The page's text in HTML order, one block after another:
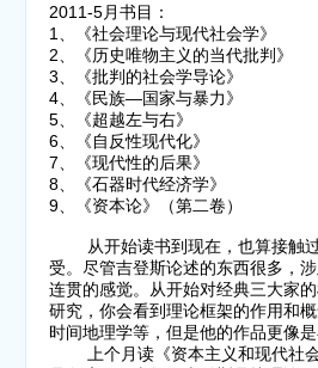
2011-5月书目：
1、《社会理论与现代社会
2、《历史唯物主义的当代
3、《批判的社会学导论
4、《民族—国家与暴力
5、《超越左与右》
6、《自反性现代化》
7、《现代性的后果》
8、《石器时代经济学
9、《资本论》（第二
从开始读书到现在，也算接触过
受。尽管吉登斯论述的东西很多，
连贯的感觉。从开始对经典三大家
研究，你会看到理论框架的作用和
时间地理学等，但是他的作品更像
上个月读《资本主义和现代社会